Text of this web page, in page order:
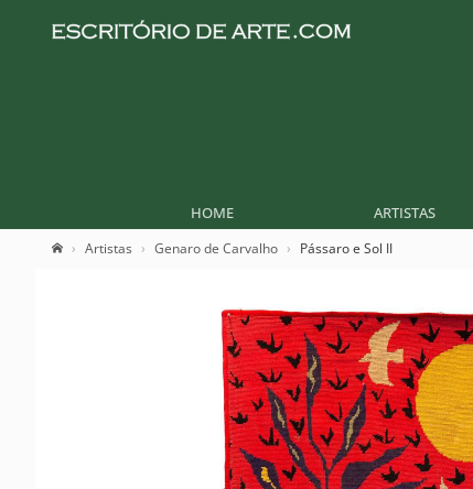
HOME ARTISTAS
Artistas Genaro de Carvalho Pássaro e Sol II